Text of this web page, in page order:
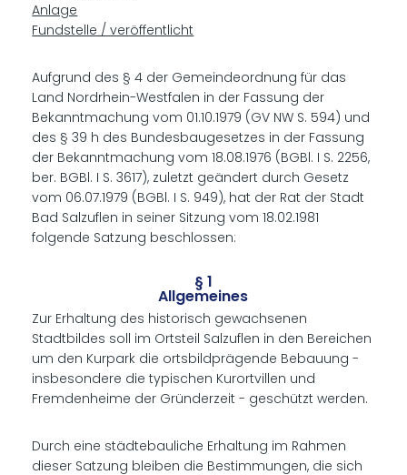
Anlage
Fundstelle / veröffentlicht
Aufgrund des § 4 der Gemeindeordnung für das
Land Nordrhein-Westfalen in der Fassung der
Bekanntmachung vom 01.10.1979 (GV NW S. 594) und
des § 39 h des Bundesbaugesetzes in der Fassung
der Bekanntmachung vom 18.08.1976 (BGBl. I S. 2256,
ber. BGBl. I S. 3617), zuletzt geändert durch Gesetz
vom 06.07.1979 (BGBl. I S. 949), hat der Rat der Stadt
Bad Salzuflen in seiner Sitzung vom 18.02.1981
folgende Satzung beschlossen:
§ 1
Allgemeines
Zur Erhaltung des historisch gewachsenen
Stadtbildes soll im Ortsteil Salzuflen in den Bereichen
um den Kurpark die ortsbildprägende Bebauung -
insbesondere die typischen Kurortvillen und
Fremdenheime der Gründerzeit - geschützt werden.
Durch eine städtebauliche Erhaltung im Rahmen
dieser Satzung bleiben die Bestimmungen, die sich